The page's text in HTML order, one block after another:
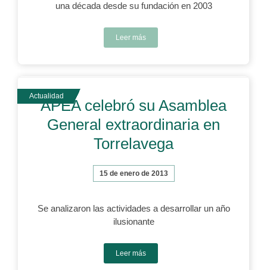
una década desde su fundación en 2003
Leer más
APEA celebró su Asamblea
General extraordinaria en
Torrelavega
15 de enero de 2013
Se analizaron las actividades a desarrollar un año
ilusionante
Leer más